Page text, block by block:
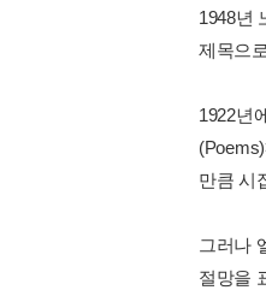
1948년
제목으
1922년
만큼 시
그러나
절망을